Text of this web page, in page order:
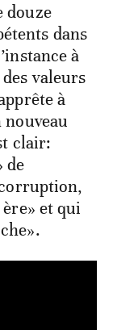
douze
dans
à
valeurs
à
nouveau
clair:
de
et qui